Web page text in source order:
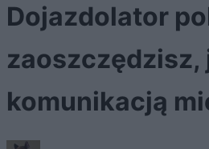
Dojazdolator
zaoszczędzisz,
komunikacją